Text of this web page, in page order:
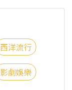
西洋流行
影劇娛樂